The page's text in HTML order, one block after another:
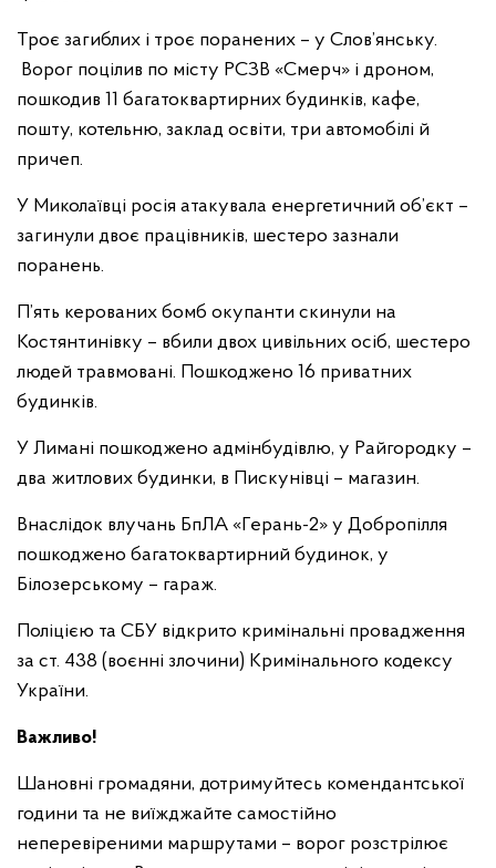
Троє загиблих і троє поранених – у Слов’янську.
Ворог поцілив по місту РСЗВ «Смерч» і дроном,
пошкодив 11 багатоквартирних будинків, кафе,
пошту, котельню, заклад освіти, три автомобілі й
причеп.
У Миколаївці росія атакувала енергетичний об’єкт –
загинули двоє працівників, шестеро зазнали
поранень.
П’ять керованих бомб окупанти скинули на
Костянтинівку – вбили двох цивільних осіб, шестеро
людей травмовані. Пошкоджено 16 приватних
будинків.
У Лимані пошкоджено адмінбудівлю, у Райгородку –
два житлових будинки, в Пискунівці – магазин.
Внаслідок влучань БпЛА «Герань-2» у Добропілля
пошкоджено багатоквартирний будинок, у
Білозерському – гараж.
Поліцією та СБУ відкрито кримінальні провадження
за ст. 438 (воєнні злочини) Кримінального кодексу
України.
Важливо!
Шановні громадяни, дотримуйтесь комендантської
години та не виїжджайте самостійно
неперевіреними маршрутами – ворог розстрілює